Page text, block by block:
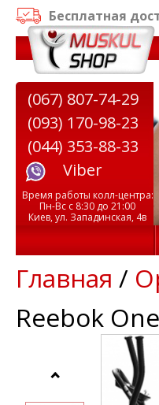
Бесплатная
на тренажеры до
(067) 807-74-29
(093) 170-98-23
(044) 353-88-33
Viber
Время работы колл-центра:
Пн-Вс с 8:30 до 21:00
Киев, ул. Западинская, 4в
Главная /
Reebok